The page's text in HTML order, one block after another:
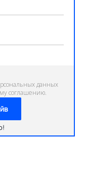
данных
соглашению.